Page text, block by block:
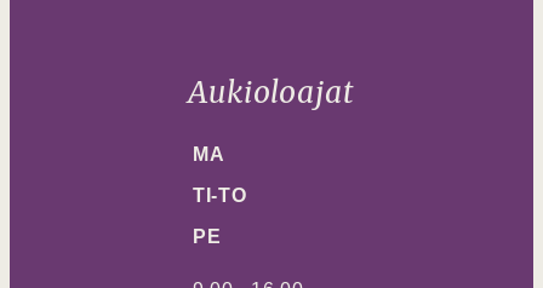
Aukioloajat
MA
TI-TO
PE